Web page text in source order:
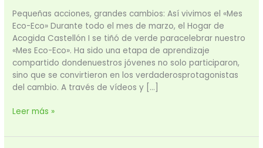
Pequeñas acciones, grandes cambios: Así vivimos el «Mes
Eco-Eco» Durante todo el mes de marzo, el Hogar de
Acogida Castellón I se tiñó de verde paracelebrar nuestro
«Mes Eco-Eco». Ha sido una etapa de aprendizaje
compartido dondenuestros jóvenes no solo participaron,
sino que se convirtieron en los verdaderosprotagonistas
del cambio. A través de vídeos y […]
ECO»
Leer más »